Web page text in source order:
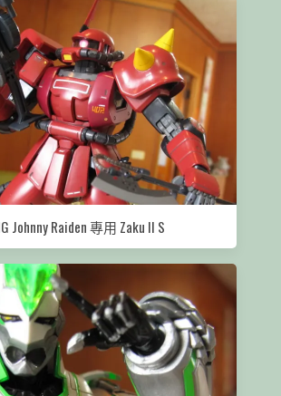
Johnny Raiden 專用 Zaku II S